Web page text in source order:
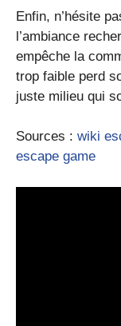
Enfin, n’hésite
l’ambiance
empêche la
trop faible perd
juste milieu qui
Sources : wiki
escape game